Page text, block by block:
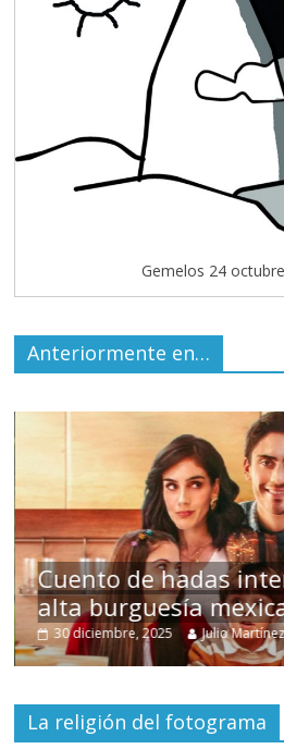
Gemelos 24
Anteriormente en…
Cuento de hadas
alta burguesía
30 diciembre, 2025 Julio
La religión del fotograma